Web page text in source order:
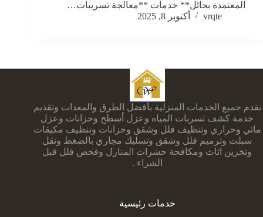
المعتمدة بحائل** خدمات **معالجة تسريبات…
vrqte
أكتوبر 8, 2025
تقدم جميع الخدمات المنزلية بأفضل الطرق والمعدات وتقديم
خدمة كشف تسربات المياه وعزل أسطح وخزانات وعزل
مائي وحراري وتنظيف فلل وشقق وخزانات وتنظيف مكيفات
سبلت وترميم فلل وشقق وتسليك مجاري بالضغط ونقل
وتخزين اثاث ومكافحة حشرات المنازل وفحص فلل قبل
الشراء .
خدمات رئيسية